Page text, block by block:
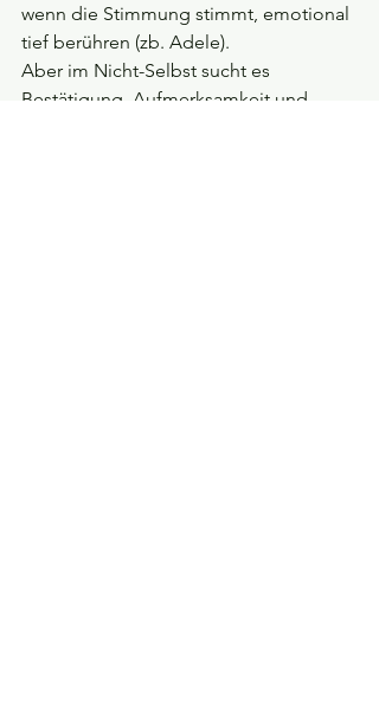
wenn die Stimmung stimmt, emotional
tief berühren (zb. Adele).
Aber im Nicht-Selbst sucht es
Bestätigung, Aufmerksamkeit und